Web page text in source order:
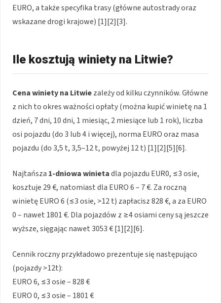
EURO, a także specyfika trasy (główne autostrady oraz
wskazane drogi krajowe) [1][2][3].
Ile kosztują winiety na Litwie?
Cena winiety na Litwiezależy od kilku czynników. Główne
z nich to okres ważności opłaty (można kupić winietę na 1
dzień, 7 dni, 10 dni, 1 miesiąc, 2 miesiące lub 1 rok), liczba
osi pojazdu (do 3 lub 4 i więcej), norma EURO oraz masa
pojazdu (do 3,5 t, 3,5–12 t, powyżej 12 t) [1][2][5][6].
Najtańsza 1-dniowa winietadla pojazdu EUR0, ≤3 osie,
kosztuje 29 €, natomiast dla EURO 6 – 7 €. Za roczną
winietę EURO 6 (≤3 osie, >12 t) zapłacisz 828 €, a za EURO
0 – nawet 1801 €. Dla pojazdów z ≥4 osiami ceny są jeszcze
wyższe, sięgając nawet 3053 €[1][2][6].
Cennik roczny przykładowo prezentuje się następująco
(pojazdy >12t):
EURO 6, ≤3 osie – 828 €
EURO 0, ≤3 osie – 1801 €